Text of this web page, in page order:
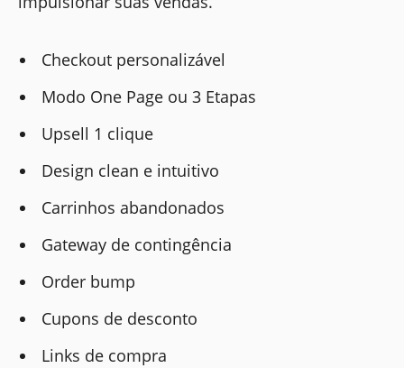
Checkout personalizável
Modo One Page ou 3 Etapas
Upsell 1 clique
Design clean e intuitivo
Carrinhos abandonados
Gateway de contingência
Order bump
Cupons de desconto
Links de compra